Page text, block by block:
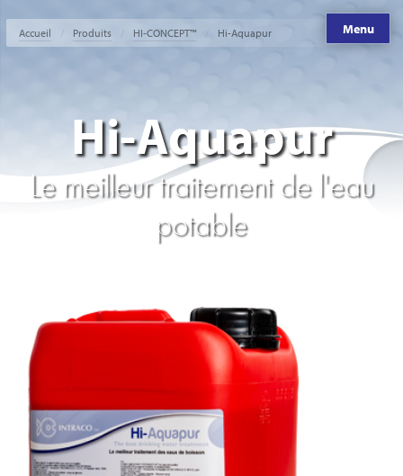
Menu
Accueil Produits HI-CONCEPT™ Hi-Aquapur
Hi-Aquapur
Le meilleur traitement de l'eau
potable